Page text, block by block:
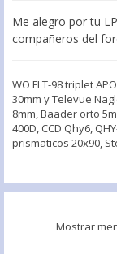
Me alegro por tu
compañeros del
WO FLT-98 triplet
30mm y Televue
8mm, Baader orto
400D, CCD Qhy6,
prismaticos 20x90,
Mostrar